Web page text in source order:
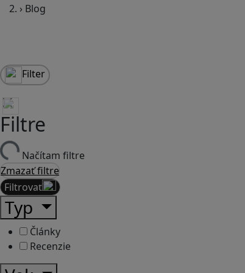
› Blog
Filter
Filtre
Načítam filtre
Zmazať filtre
Filtrovať
Typ
Články
Recenzie